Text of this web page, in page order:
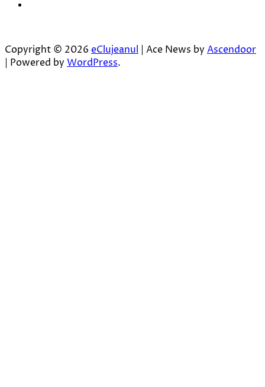
Copyright © 2026 eClujeanul | Ace News by Ascendoor
| Powered by WordPress.